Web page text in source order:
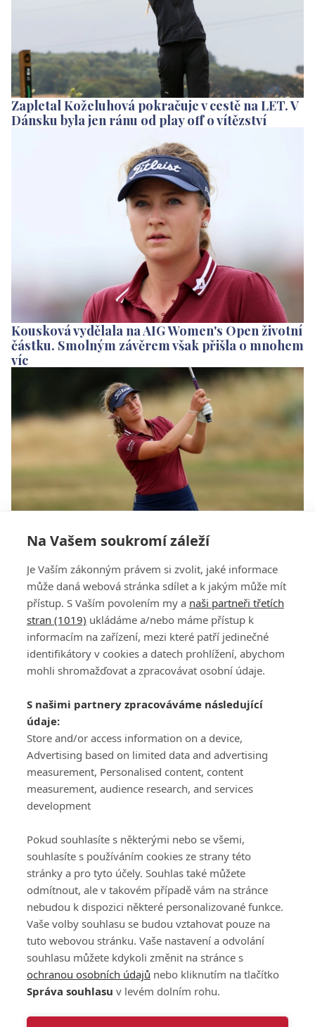
Na Vašem soukromí záleží
Je Vaším zákonným právem si zvolit, jaké informace
může daná webová stránka sdílet a k jakým může mít
přístup. S Vaším povolením my a naši partneři třetích
stran (1019) ukládáme a/nebo máme přístup k
informacím na zařízení, mezi které patří jedinečné
identifikátory v cookies a datech prohlížení, abychom
mohli shromažďovat a zpracovávat osobní údaje.
S našimi partnery zpracováváme následující
údaje:
Store and/or access information on a device,
Advertising based on limited data and advertising
measurement, Personalised content, content
measurement, audience research, and services
development
Pokud souhlasíte s některými nebo se všemi,
souhlasíte s používáním cookies ze strany této
stránky a pro tyto účely. Souhlas také můžete
odmítnout, ale v takovém případě vám na stránce
nebudou k dispozici některé personalizované funkce.
Vaše volby souhlasu se budou vztahovat pouze na
tuto webovou stránku. Vaše nastavení a odvolání
souhlasu můžete kdykoli změnit na stránce s
ochranou osobních údajů nebo kliknutím na tlačítko
Správa souhlasu v levém dolním rohu.
Zapletal Koželuhová pokračuje v cestě na LET. V
Dánsku byla jen ránu od play off o vítězství
Kousková vydělala na AIG Women's Open životní
částku. Smolným závěrem však přišla o mnohem
víc
Kousková a Napoleaová jsou po skvělém
začátku v TOP 20 na dvoumilionovém turnaji v
Londýně
Všeobecné obchodní
podmínky služby
GolfExtra.cz Premium
Podmínky zpracování
osobních údajů při
GolfExtra
Ceník GolfExtra.cz
Premium
Doporučené odkazy
Adresa
Olbrachtova 1980/5
140 00 Praha 4
Editor
Honza Fait
+420 723 898 969
fait@golfextra.cz
Obchod
Edita Hanušová
+420 724 150 784
hanusova@relmost.cz